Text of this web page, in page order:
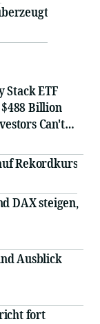
Stack ETF
Billion
Can't
Rekordkurs
DAX steigen,
Ausblick
fort